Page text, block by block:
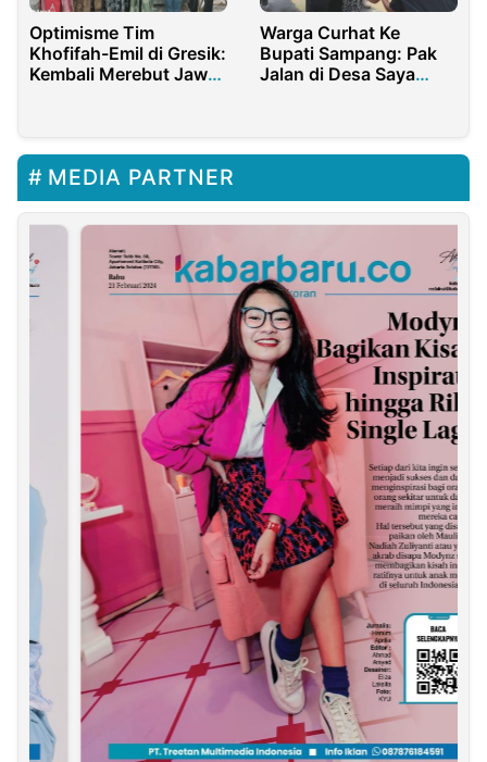
Optimisme Tim
Khofifah-Emil di Gresik:
Kembali Merebut Jawa
Warga Curhat Ke
Bupati Sampang: Pak
Jalan di Desa Saya
MEDIA PARTNER